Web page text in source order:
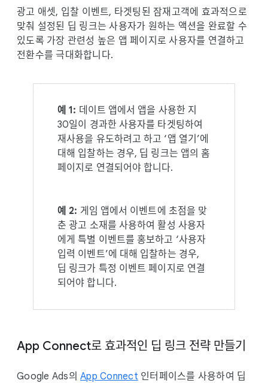
광고 애셋, 입찰 이벤트, 타겟팅된 잠재고객에 효과적으로
맞춰 설정된 딥 링크는 사용자가 원하는 액션을 완료할 수
있도록 가장 관련성 높은 앱 페이지로 사용자를 연결하고
전환수를 극대화합니다.
예 1: 데이트 앱에서 앱을 사용한 지
30일이 경과한 사용자를 타겟팅하여
재사용을 유도하려고 하고 ‘앱 열기’에
대해 입찰하는 경우, 딥 링크는 앱의 홈
페이지로 연결되어야 합니다.
예 2: 게임 앱에서 이벤트에 초점을 맞
춘 광고 소재를 사용하여 활성 사용자
에게 특별 이벤트를 홍보하고 ‘사용자
입력 이벤트’에 대해 입찰하는 경우,
딥 링크가 특정 이벤트 페이지로 연결
되어야 합니다.
App Connect로 효과적인 딥 링크 전략 만들기
Google Ads의 App Connect 인터페이스를 사용하여 딥